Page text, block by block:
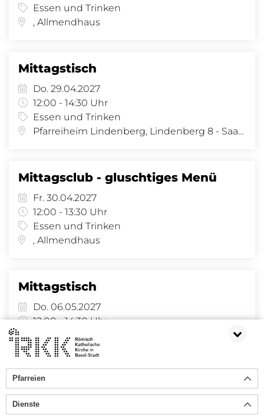
Essen und Trinken
, Allmendhaus
Mittagstisch
Do. 29.04.2027
12:00 - 14:30 Uhr
Essen und Trinken
Pfarreiheim Lindenberg, Lindenberg 8 - Saal, Lindenberg 8, 4058 Basel
Mittagsclub - gluschtiges Menü
Fr. 30.04.2027
12:00 - 13:30 Uhr
Essen und Trinken
, Allmendhaus
Mittagstisch
Do. 06.05.2027
12:00 - 14:30 Uhr
Essen und Trinken
« 1 2 3 4 5 6 »
Pfarreien
Dienste